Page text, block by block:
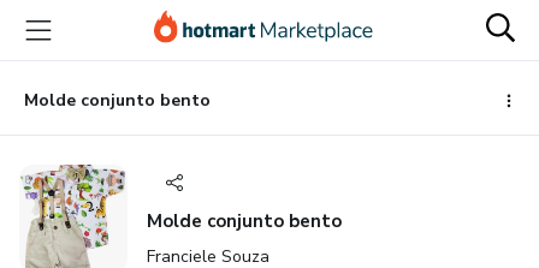
para
conteúdo
principal
para
pagamento
para
rodapé
Molde conjunto bento
Molde conjunto bento
Franciele Souza